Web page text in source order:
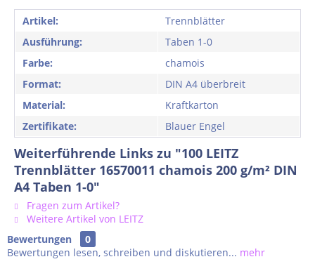
Artikel:
Trennblätter
Ausführung:
Taben 1-0
Farbe:
chamois
Format:
DIN A4 überbreit
Material:
Kraftkarton
Zertifikate:
Blauer Engel
Weiterführende Links zu "100 LEITZ
Trennblätter 16570011 chamois 200 g/m² DIN
A4 Taben 1-0"
Fragen zum Artikel?
Weitere Artikel von LEITZ
Bewertungen
0
Bewertungen lesen, schreiben und diskutieren... mehr